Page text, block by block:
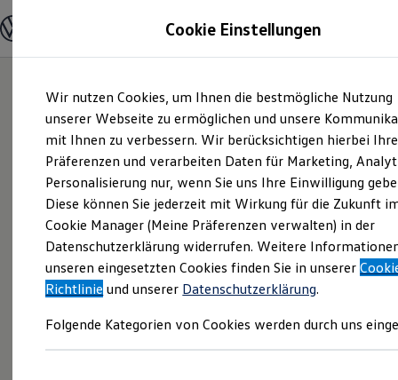
Hauptinhalt
springen
Footer
springen
Modelle und Konfigurator
Modelle vergleichen
Elektroautos
ENERGY Sondermodelle
Nutzfahrzeuge
SUV und CUV
Familienautos
Kombis
Kompaktwagen
Sportwagen
Schnell verfügbare Fahrzeuge
Angebote und Produkte
Aktuelle Angebote
E-Auto-Förderung
Volkswagen Marktplatz
Junge Gebrauchtwagen und Gebrauchtwagen
Cookie Einstellungen
Wir nutzen Cookies, um Ihnen die bestmögliche Nutzung
unserer Webseite zu ermöglichen und unsere
mit Ihnen zu verbessern. Wir berücksichtigen hierbei Ihre
Präferenzen und verarbeiten Daten für Marketing,
Personalisierung nur, wenn Sie uns Ihre Einwilligung
Diese können Sie jederzeit mit Wirkung für die Zukunft
Cookie Manager (Meine Präferenzen verwalten) in der
Datenschutzerklärung widerrufen. Weitere
unseren eingesetzten Cookies finden Sie in unserer
Richtlinie und unserer Datenschutzerklärung.
Folgende Kategorien von Cookies werden durch uns